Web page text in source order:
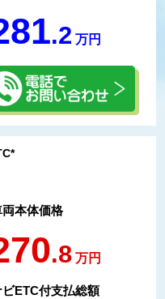
.2 万円
両本体価格
.8 万円
ビETC付支払総額